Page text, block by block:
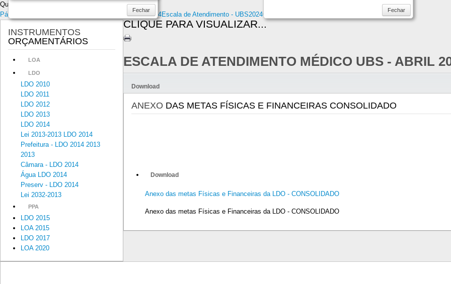
Quinta, 06 Agosto 2026
Página Principal
Lei 2013-2013 LDO 2014Escala de Atendimento - UBS2024Outubro Escala de Atendimento Médico UBS
CLIQUE PARA VISUALIZAR...
ESCALA DE ATENDIMENTO MÉDICO UBS - ABRIL
Download
ANEXO DAS METAS FÍSICAS E FINANCEIRAS CONSOLIDADO
Download
Anexo das metas Físicas e Financeiras da LDO - CONSOLIDADO
Anexo das metas Físicas e Financeiras da LDO - CONSOLIDADO
INSTRUMENTOS
ORÇAMENTÁRIOS
LOA
LDO
LDO 2010
LDO 2011
LDO 2012
LDO 2013
LDO 2014
Lei 2013-2013 LDO 2014
Prefeitura - LDO 2014 2013
2013
Câmara - LDO 2014
Água LDO 2014
Preserv - LDO 2014
Lei 2032-2013
PPA
LDO 2015
LOA 2015
LDO 2017
LOA 2020
Fechar Fechar